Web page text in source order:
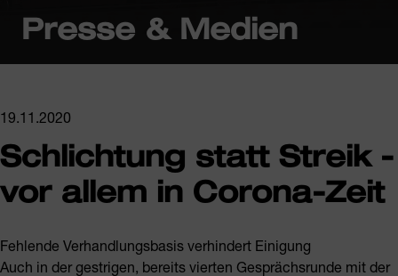
Presse & Medien
19.11.2020
Schlichtung statt Streik -
vor allem in Corona-Zeit
Fehlende Verhandlungsbasis verhindert Einigung
Auch in der gestrigen, bereits vierten Gesprächsrunde mit der